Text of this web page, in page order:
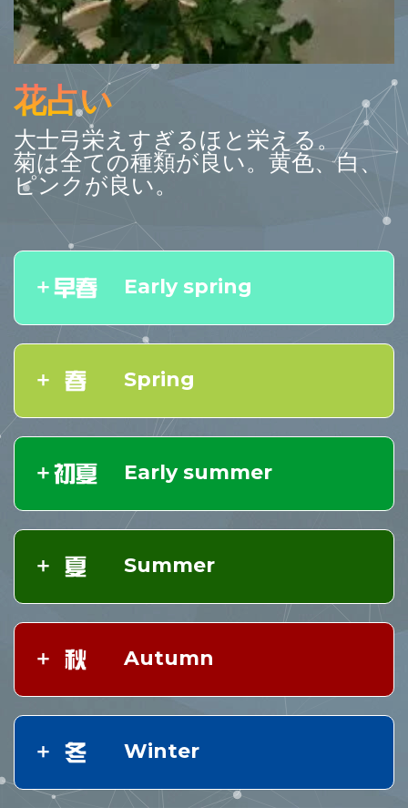
花占い
大士弓栄えすぎるほと栄える。
菊は全ての種類が良い。黄色、白、
ピンクが良い。
Early spring
Spring
Early summer
Summer
Autumn
Winter